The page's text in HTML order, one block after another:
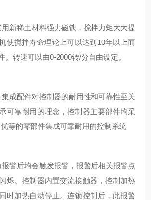
用新稀土材料强力磁铁，搅拌力矩大大提
使搅拌寿命理论上可以达到10年以上而
。转速可以由0-2000转/分自由设定。
集成配件对控制器的耐用性和可靠性至关
可靠耐用的理念，控制器主要部件均采
等的零部件集成可靠耐用的控制系统
报警后均会触发报警，报警后相关报警点
烁。控制器内置交流接触器，控制加热
时加热自动停止。连锁控制后，此报警